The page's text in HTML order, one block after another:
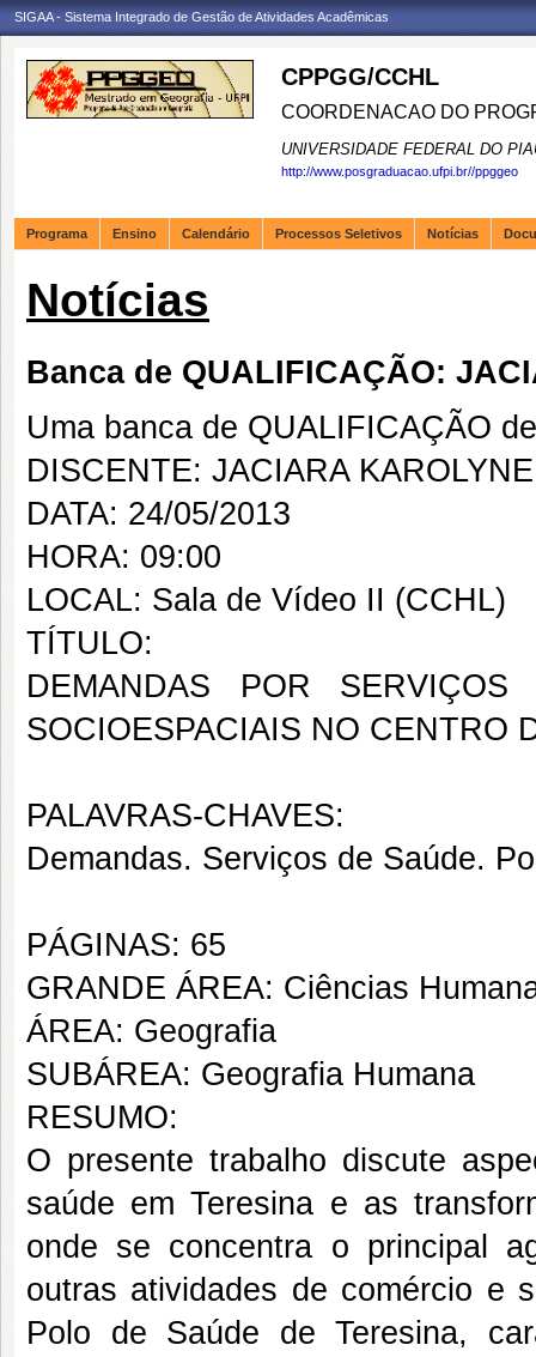
SIGAA - Sistema Integrado de Gestão de Atividades Acadêmicas
CPPGG/CCHL
COORDENACAO DO
UNIVERSIDADE FEDERAL DO
http://www.posgraduacao.ufpi.br//ppggeo
Programa Ensino Calendário Processos Seletivos Notícias
Notícias
Banca de QUALIFICAÇÃO:
Uma banca de QUALIFICAÇÃO
DISCENTE: JACIARA
DATA: 24/05/2013
HORA: 09:00
LOCAL: Sala de Vídeo II (CCHL)
TÍTULO:
DEMANDAS POR
SOCIOESPACIAIS NO CENTRO
PALAVRAS-CHAVES:
Demandas. Serviços de Saúde.
PÁGINAS: 65
GRANDE ÁREA: Ciências
ÁREA: Geografia
SUBÁREA: Geografia Humana
RESUMO:
O presente trabalho discute
saúde em Teresina e as
onde se concentra o principal
outras atividades de comércio e
Polo de Saúde de Teresina,